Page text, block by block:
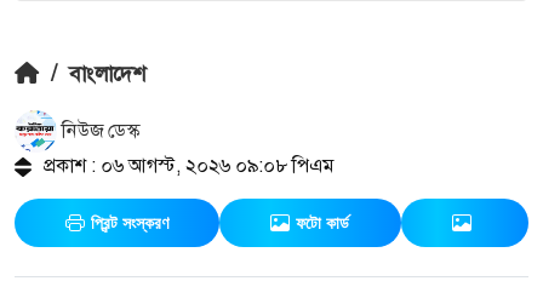
/ বাংলাদেশ
নিউজ ডেস্ক
প্রকাশ : ০৬ আগস্ট, ২০২৬ ০৯:০৮ পিএম
প্রিন্ট সংস্করণ ফটো কার্ড